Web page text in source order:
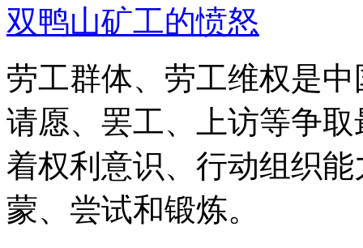
双鸭山矿工的愤怒
劳工群体、劳工维权是
请愿、罢工、上访等争
着权利意识、行动组织
蒙、尝试和锻炼。